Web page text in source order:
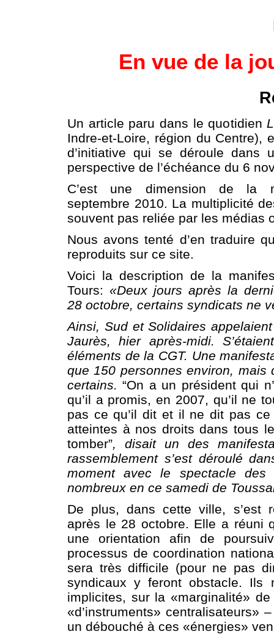
En vue de la
Un article paru dans le quotidien
Indre-et-Loire, région du Centre),
d’initiative qui se déroule dans
perspective de l’échéance du 6
C’est une dimension de la
septembre 2010. La multiplicité
souvent pas reliée par les médias
Nous avons tenté d’en traduire
reproduits sur ce site.
Voici la description de la
Tours:«Deux jours après la
28 octobre, certains syndicats ne
Ainsi, Sud et Solidaires
Jaurès, hier après-midi.
éléments de la CGT. Une
que 150 personnes environ,
certains.“On a un président qui
qu’il a promis, en 2007, qu’il ne
pas ce qu’il dit et il ne dit pas
atteintes à nos droits dans tous
tomber”, disait un des
rassemblement s’est déroulé
moment avec le spectacle
nombreux en ce samedi de
De plus, dans cette ville, s’est
après le 28 octobre. Elle a réuni
une orientation afin de
processus de coordination
sera très difficile (pour ne pas
syndicaux y feront obstacle. Ils
implicites, sur la «marginalité»
«d’instruments» centralisateurs»
un débouché à ces «énergies»